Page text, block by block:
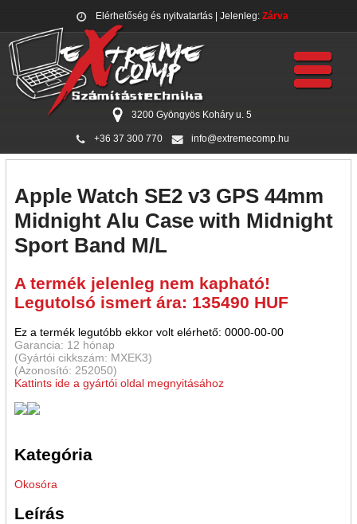
Elérhetőség és nyitvatartás| Jelenleg: Zárva
3200 Gyöngyös Koháry u. 5
+36 37 300 770 info@extremecomp.hu
Apple Watch SE2 v3 GPS 44mm
Midnight Alu Case with Midnight
Sport Band M/L
A termék jelenleg nem kapható!
Legutolsó ismert ára: 135490 HUF
Ez a termék legutóbb ekkor volt elérhető: 0000-00-00
Garancia: 12 hónap
(Gyártói cikkszám: MXEK3)
(Azonosító: 252050)
Kattints ide a gyártói oldal megnyitásához
Kategória
Okosóra
Leírás